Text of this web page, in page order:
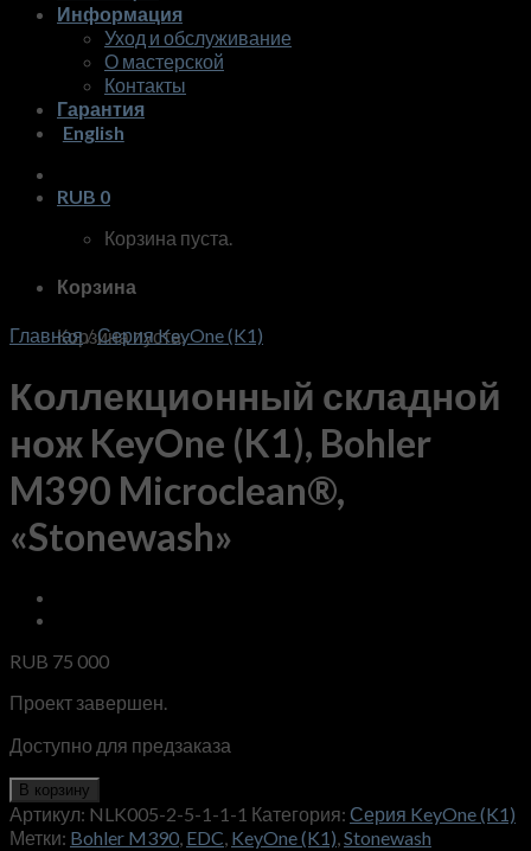
Информация
Уход и обслуживание
О мастерской
Контакты
Гарантия
English
RUB 0
Корзина пуста.
Корзина
Корзина пуста.
Главная/ Серия KeyOne (K1)
Коллекционный складной
нож KeyOne (K1), Bohler
M390 Microclean®,
«Stonewash»
RUB 75 000
Проект завершен.
Доступно для предзаказа
В корзину
Артикул: NLK005-2-5-1-1-1 Категория: Серия KeyOne (K1)
Метки: Bohler M390, EDC, KeyOne (K1),Stonewash